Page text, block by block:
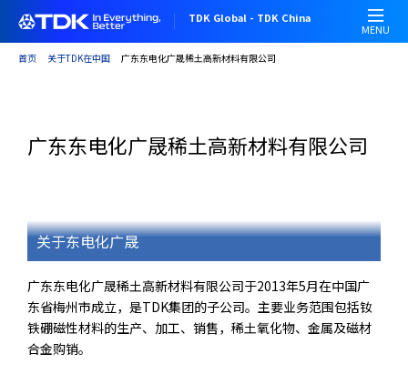
TDK Global - TDK China
MENU
首页 关于TDK在中国 广东东电化广晟稀土高新材料有限公司
广东东电化广晟稀土高新材料有限公司
关于东电化广晟
广东东电化广晟稀土高新材料有限公司于2013年5月在中国广
东省梅州市成立，是TDK集团的子公司。主要业务范围包括钕
铁硼磁性材料的生产、加工、销售，稀土氧化物、金属及磁材
合金购销。